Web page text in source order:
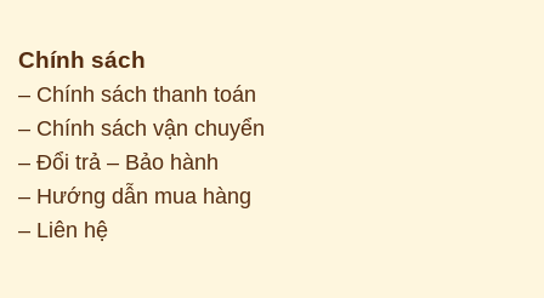
Chính sách
– Chính sách thanh toán
– Chính sách vận chuyển
– Đổi trả – Bảo hành
– Hướng dẫn mua hàng
– Liên hệ